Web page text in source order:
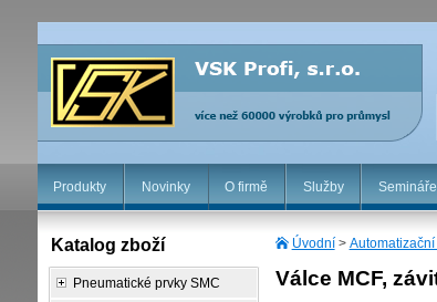
Produkty Novinky O firmě Služby Semináře
Úvodní>
Válce MCF,
Katalog zboží
Pneumatické prvky SMC